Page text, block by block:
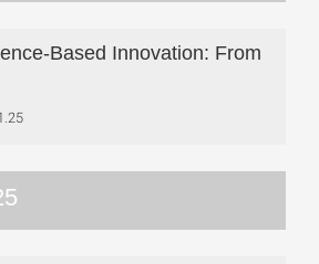
Based Innovation: From